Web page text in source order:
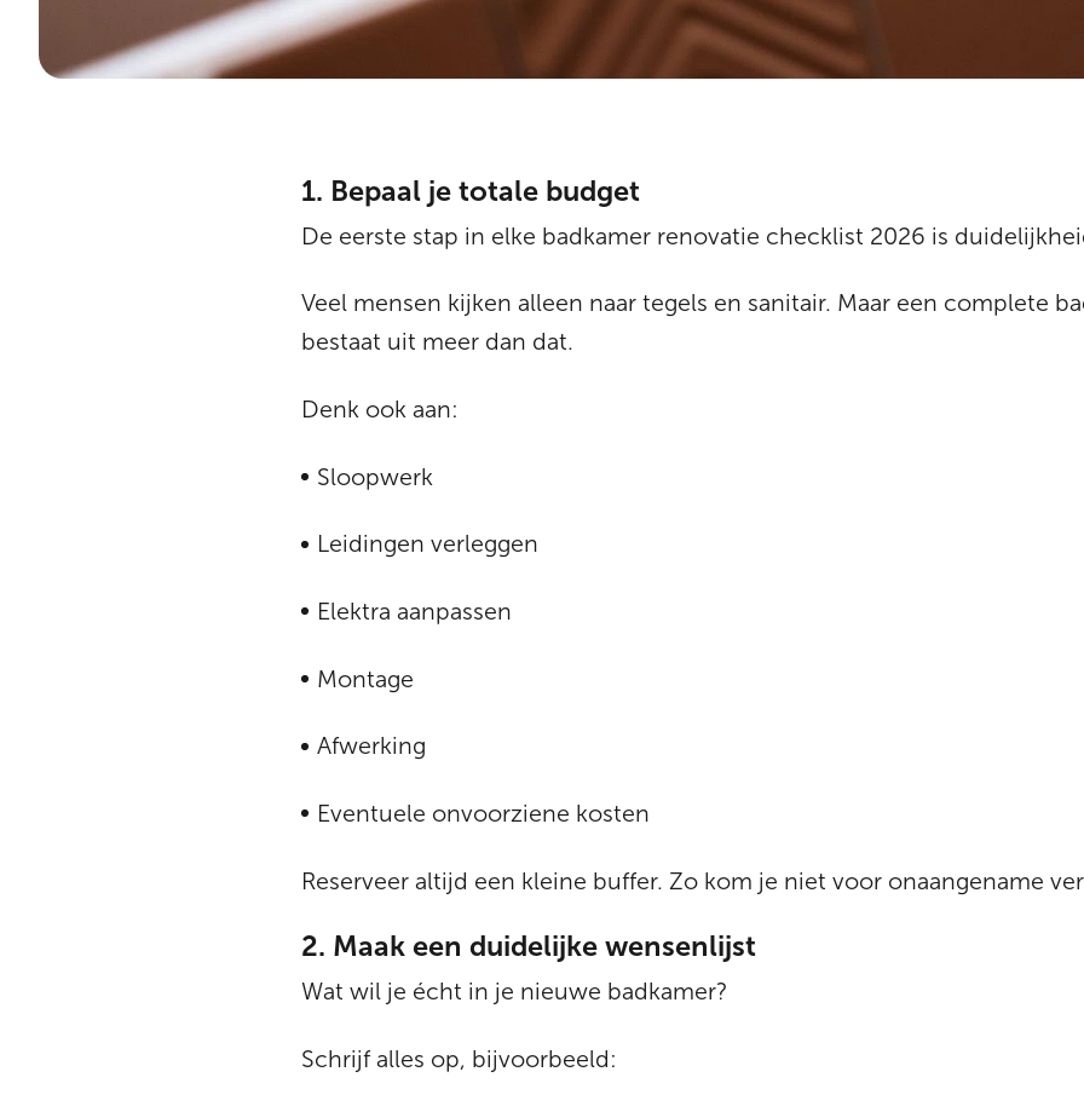
1. Bepaal je totale budget
De eerste stap in elke badkamer renovatie checklist 2026 is
Veel mensen kijken alleen naar tegels en sanitair. Maar een complete
bestaat uit meer dan dat.
Denk ook aan:
Sloopwerk
Leidingen verleggen
Elektra aanpassen
Montage
Afwerking
Eventuele onvoorziene kosten
Reserveer altijd een kleine buffer. Zo kom je niet voor onaangename
2. Maak een duidelijke wensenlijst
Wat wil je écht in je nieuwe badkamer?
Schrijf alles op, bijvoorbeeld: